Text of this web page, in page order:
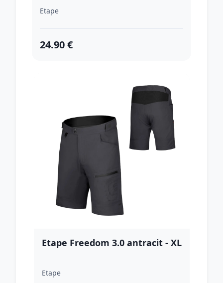
Etape
24.90 €
Etape Freedom 3.0 antracit - XL
Etape